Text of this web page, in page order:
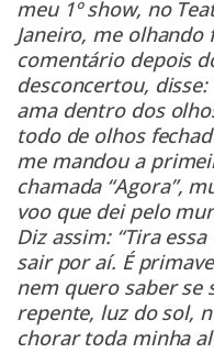
meu 1º show, no
Janeiro, me olhando
comentário depois
desconcertou,
ama dentro dos
todo de olhos
me mandou a
chamada “Agora”,
voo que dei pelo
Diz assim: “Tira
sair por aí. É
nem quero saber se
repente, luz do sol,
chorar toda minha